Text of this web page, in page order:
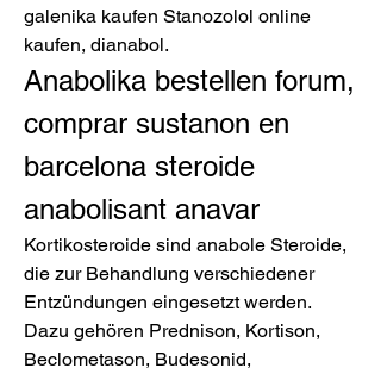
galenika kaufen Stanozolol online
kaufen, dianabol.
Anabolika bestellen forum,
comprar sustanon en
barcelona steroide
anabolisant anavar
Kortikosteroide sind anabole Steroide,
die zur Behandlung verschiedener
Entzündungen eingesetzt werden.
Dazu gehören Prednison, Kortison,
Beclometason, Budesonid,